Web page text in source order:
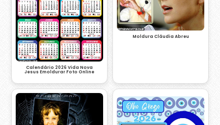
Calendário 2026 Vida Nova
Jesus Emoldurar Foto Online
Moldura Cláudia Abreu